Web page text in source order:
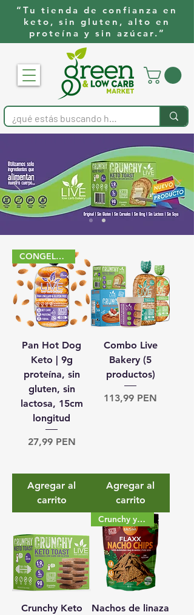
“Tu tienda de confianza en
keto, sin gluten, alto en
proteína y sin azúcar.”
CONGELADO
Pan Hot Dog
Keto | 9g
proteína, sin
gluten, sin
lactosa, 15cm
longitud
Precio
27,99 PEN
Agregar al
carrito
Combo Live
Bakery (5
productos)
Precio
113,99 PEN
Agregar al
carrito
Crunchy Keto
Crunchy y saludable
Nachos de linaza